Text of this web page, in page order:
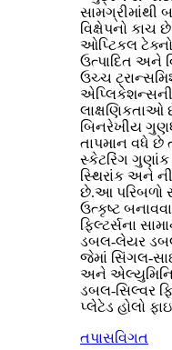
સામગ્રીમાંથી
વિક્ષેપનો કાચ
ઓપ્ટિકલ
ઉત્પાદિત અને
ઉચ્ચ
એપ્લિકેશન્સની
લાક્ષણિકતાઓ
બિનરેખીય
તાપમાન વધે છે
સ્કેટરિંગ
સ્થિરાંક અને
છે.આ પરિબળો
ઉત્કૃષ્ટ
ફિલ્ટર્સના
ડબલ-લેયર
જેમાં સિંગલ-
અને
ડબલ-સિલ્વર
પ્લેટેડ હોલો
તપાસવિગત